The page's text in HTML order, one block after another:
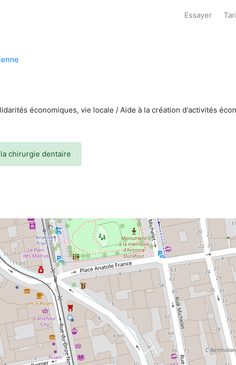
Essayer
économiques, vie locale / Aide à la création d'activités
chirurgie dentaire